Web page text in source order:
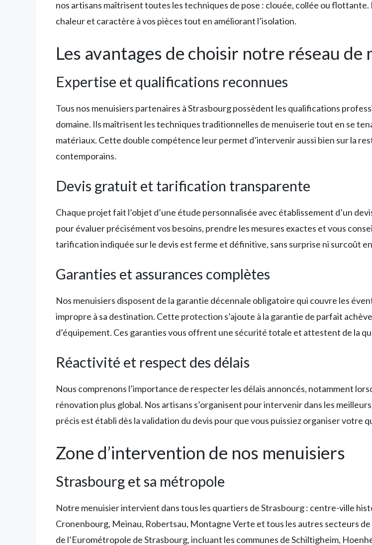
nos artisans maîtrisent toutes les techniques de pose : clouée, collée ou
chaleur et caractère à vos pièces tout en améliorant l’isolation.
Les avantages de choisir notre réseau de
Expertise et qualifications reconnues
Tous nos menuisiers partenaires à Strasbourg possèdent les qualifications
domaine. Ils maîtrisent les techniques traditionnelles de menuiserie tout en se
matériaux. Cette double compétence leur permet d’intervenir aussi bien sur la
contemporains.
Devis gratuit et tarification transparente
Chaque projet fait l’objet d’une étude personnalisée avec établissement d’un
pour évaluer précisément vos besoins, prendre les mesures exactes et vous
tarification indiquée sur le devis est ferme et définitive, sans surprise ni surcoût
Garanties et assurances complètes
Nos menuisiers disposent de la garantie décennale obligatoire qui couvre les
impropre à sa destination. Cette protection s’ajoute à la garantie de parfait
d’équipement. Ces garanties vous offrent une sécurité totale et attestent de la
Réactivité et respect des délais
Nous comprenons l’importance de respecter les délais annoncés, notamment
rénovation plus global. Nos artisans s’organisent pour intervenir dans les
précis est établi dès la validation du devis pour que vous puissiez organiser votre
Zone d’intervention de nos menuisiers
Strasbourg et sa métropole
Notre menuisier intervient dans tous les quartiers de Strasbourg : centre-ville
Cronenbourg, Meinau, Robertsau, Montagne Verte et tous les autres secteurs
de l’Eurométropole de Strasbourg, incluant les communes de Schiltigheim,